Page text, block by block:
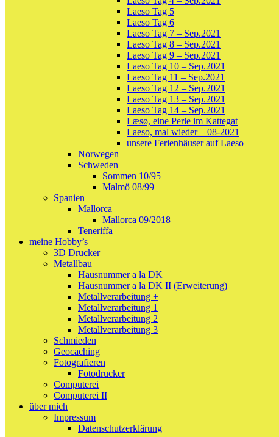
Laeso Tag 5
Laeso Tag 6
Laeso Tag 7 – Sep.2021
Laeso Tag 8 – Sep.2021
Laeso Tag 9 – Sep.2021
Laeso Tag 10 – Sep.2021
Laeso Tag 11 – Sep.2021
Laeso Tag 12 – Sep.2021
Laeso Tag 13 – Sep.2021
Laeso Tag 14 – Sep.2021
Læsø, eine Perle im Kattegat
Laeso, mal wieder – 08-2021
unsere Ferienhäuser auf Laeso
Norwegen
Schweden
Sommen 10/95
Malmö 08/99
Spanien
Mallorca
Mallorca 09/2018
Teneriffa
meine Hobby’s
3D Drucker
Metallbau
Hausnummer a la DK
Hausnummer a la DK II (Erweiterung)
Metallverarbeitung +
Metallverarbeitung 1
Metallverarbeitung 2
Metallverarbeitung 3
Schmieden
Geocaching
Fotografieren
Fotodrucker
Computerei
Computerei II
über mich
Impressum
Datenschutzerklärung